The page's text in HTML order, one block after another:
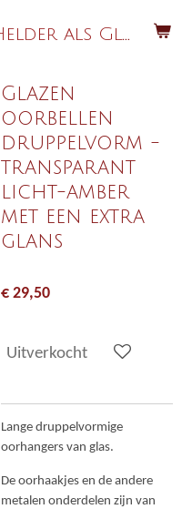
G
lasatelier Helder als Glas
Glazen
oorbellen
druppelvorm -
transparant
licht-amber
met een extra
glans
€ 29,50
Uitverkocht
Lange druppelvormige
oorhangers van glas.
De oorhaakjes en de andere
metalen onderdelen zijn van